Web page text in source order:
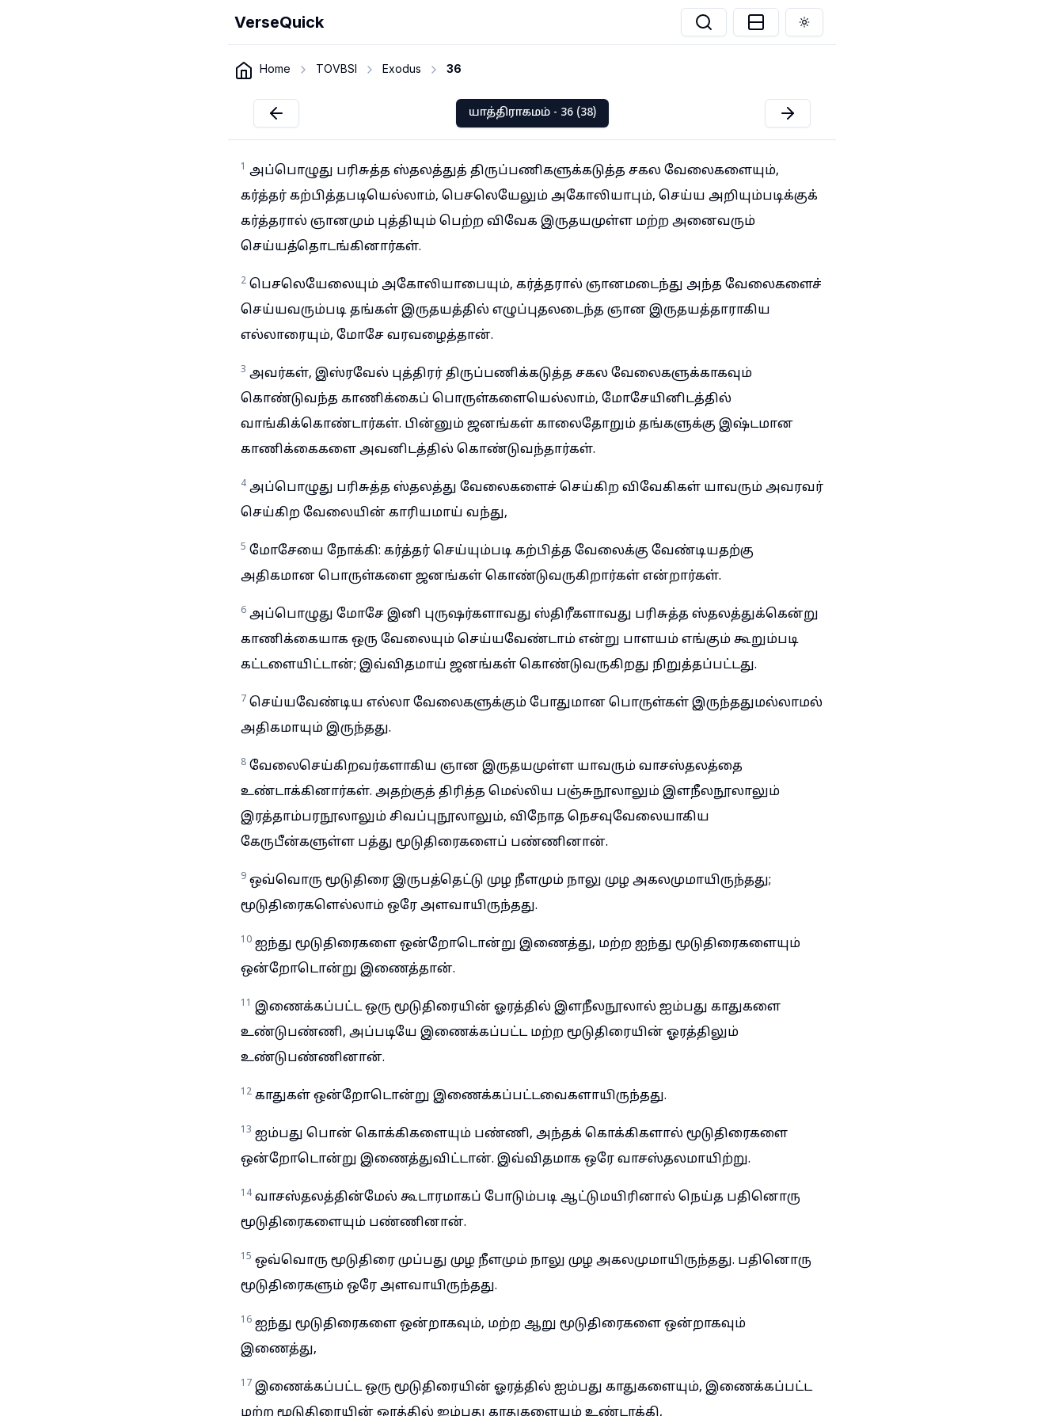
VerseQuick Toggle theme
Home TOVBSI Exodus 36
யாத்திராகமம் - 36 (38)
1 அப்பொழுது பரிசுத்த ஸ்தலத்துத் திருப்பணிகளுக்கடுத்த சகல வேலைகளையும்,
கர்த்தர் கற்பித்தபடியெல்லாம், பெசலெயேலும் அகோலியாபும், செய்ய அறியும்படிக்குக்
கர்த்தரால் ஞானமும் புத்தியும் பெற்ற விவேக இருதயமுள்ள மற்ற அனைவரும்
செய்யத்தொடங்கினார்கள்.
2 பெசலெயேலையும் அகோலியாபையும், கர்த்தரால் ஞானமடைந்து அந்த வேலைகளைச்
செய்யவரும்படி தங்கள் இருதயத்தில் எழுப்புதலடைந்த ஞான இருதயத்தாராகிய
எல்லாரையும், மோசே வரவழைத்தான்.
3 அவர்கள், இஸ்ரவேல் புத்திரர் திருப்பணிக்கடுத்த சகல வேலைகளுக்காகவும்
கொண்டுவந்த காணிக்கைப் பொருள்களையெல்லாம், மோசேயினிடத்தில்
வாங்கிக்கொண்டார்கள். பின்னும் ஜனங்கள் காலைதோறும் தங்களுக்கு இஷ்டமான
காணிக்கைகளை அவனிடத்தில் கொண்டுவந்தார்கள்.
4 அப்பொழுது பரிசுத்த ஸ்தலத்து வேலைகளைச் செய்கிற விவேகிகள் யாவரும் அவரவர்
செய்கிற வேலையின் காரியமாய் வந்து,
5 மோசேயை நோக்கி: கர்த்தர் செய்யும்படி கற்பித்த வேலைக்கு வேண்டியதற்கு
அதிகமான பொருள்களை ஜனங்கள் கொண்டுவருகிறார்கள் என்றார்கள்.
6 அப்பொழுது மோசே இனி புருஷர்களாவது ஸ்திரீகளாவது பரிசுத்த ஸ்தலத்துக்கென்று
காணிக்கையாக ஒரு வேலையும் செய்யவேண்டாம் என்று பாளயம் எங்கும் கூறும்படி
கட்டளையிட்டான்; இவ்விதமாய் ஜனங்கள் கொண்டுவருகிறது நிறுத்தப்பட்டது.
7 செய்யவேண்டிய எல்லா வேலைகளுக்கும் போதுமான பொருள்கள் இருந்ததுமல்லாமல்
அதிகமாயும் இருந்தது.
8 வேலைசெய்கிறவர்களாகிய ஞான இருதயமுள்ள யாவரும் வாசஸ்தலத்தை
உண்டாக்கினார்கள். அதற்குத் திரித்த மெல்லிய பஞ்சுநூலாலும் இளநீலநூலாலும்
இரத்தாம்பரநூலாலும் சிவப்புநூலாலும், விநோத நெசவுவேலையாகிய
கேருபீன்களுள்ள பத்து மூடுதிரைகளைப் பண்ணினான்.
9 ஒவ்வொரு மூடுதிரை இருபத்தெட்டு முழ நீளமும் நாலு முழ அகலமுமாயிருந்தது;
மூடுதிரைகளெல்லாம் ஒரே அளவாயிருந்தது.
10 ஐந்து மூடுதிரைகளை ஒன்றோடொன்று இணைத்து, மற்ற ஐந்து மூடுதிரைகளையும்
ஒன்றோடொன்று இணைத்தான்.
11 இணைக்கப்பட்ட ஒரு மூடுதிரையின் ஓரத்தில் இளநீலநூலால் ஐம்பது காதுகளை
உண்டுபண்ணி, அப்படியே இணைக்கப்பட்ட மற்ற மூடுதிரையின் ஓரத்திலும்
உண்டுபண்ணினான்.
12 காதுகள் ஒன்றோடொன்று இணைக்கப்பட்டவைகளாயிருந்தது.
13 ஐம்பது பொன் கொக்கிகளையும் பண்ணி, அந்தக் கொக்கிகளால் மூடுதிரைகளை
ஒன்றோடொன்று இணைத்துவிட்டான். இவ்விதமாக ஒரே வாசஸ்தலமாயிற்று.
14 வாசஸ்தலத்தின்மேல் கூடாரமாகப் போடும்படி ஆட்டுமயிரினால் நெய்த பதினொரு
மூடுதிரைகளையும் பண்ணினான்.
15 ஒவ்வொரு மூடுதிரை முப்பது முழ நீளமும் நாலு முழ அகலமுமாயிருந்தது. பதினொரு
மூடுதிரைகளும் ஒரே அளவாயிருந்தது.
16 ஐந்து மூடுதிரைகளை ஒன்றாகவும், மற்ற ஆறு மூடுதிரைகளை ஒன்றாகவும்
இணைத்து,
17 இணைக்கப்பட்ட ஒரு மூடுதிரையின் ஓரத்தில் ஐம்பது காதுகளையும், இணைக்கப்பட்ட
மற்ற மூடுதிரையின் ஓரத்தில் ஐம்பது காதுகளையும் உண்டாக்கி,